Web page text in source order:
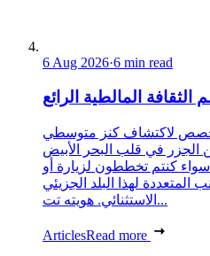
6 Aug 2026·6 min read
المالطية الرائع
لاكتشاف كنز متوسطي
الجزر في قلب البحر الأبيض
كنتم تخططون لزيارة أو
المتعددة لهذا البلد الجزيئي
الاستثنائي. هويته تت...
ArticlesRead more